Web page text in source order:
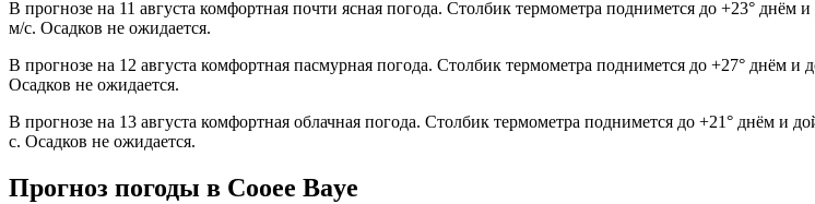
В прогнозе на 11 августа комфортная почти ясная погода. Столбик термометра поднимется до +23°
м/с. Осадков не ожидается.
В прогнозе на 12 августа комфортная пасмурная погода. Столбик термометра поднимется до +27° днём
Осадков не ожидается.
В прогнозе на 13 августа комфортная облачная погода. Столбик термометра поднимется до +21° днём и
с. Осадков не ожидается.
Прогноз погоды в Cooee Bayе